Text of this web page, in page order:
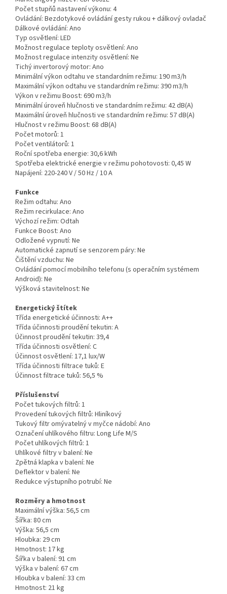
Počet stupňů nastavení výkonu: 4
Ovládání: Bezdotykové ovládání gesty rukou + dálkový ovladač
Dálkové ovládání: Ano
Typ osvětlení: LED
Možnost regulace teploty osvětlení: Ano
Možnost regulace intenzity osvětlení: Ne
Tichý invertorový motor: Ano
Minimální výkon odtahu ve standardním režimu: 190 m3/h
Maximální výkon odtahu ve standardním režimu: 390 m3/h
Výkon v režimu Boost: 690 m3/h
Minimální úroveň hlučnosti ve standardním režimu: 42 dB(A)
Maximální úroveň hlučnosti ve standardním režimu: 57 dB(A)
Hlučnost v režimu Boost: 68 dB(A)
Počet motorů: 1
Počet ventilátorů: 1
Roční spotřeba energie: 30,6 kWh
Spotřeba elektrické energie v režimu pohotovosti: 0,45 W
Napájení: 220-240 V / 50 Hz / 10 A
Funkce
Režim odtahu: Ano
Režim recirkulace: Ano
Výchozí režim: Odtah
Funkce Boost: Ano
Odložené vypnutí: Ne
Automatické zapnutí se senzorem páry: Ne
Čištění vzduchu: Ne
Ovládání pomocí mobilního telefonu (s operačním systémem
Android): Ne
Výšková stavitelnost: Ne
Energetický štítek
Třída energetické účinnosti: A++
Třída účinnosti proudění tekutin: A
Účinnost proudění tekutin: 39,4
Třída účinnosti osvětlení: C
Účinnost osvětlení: 17,1 lux/W
Třída účinnosti filtrace tuků: E
Účinnost filtrace tuků: 56,5 %
Příslušenství
Počet tukových filtrů: 1
Provedení tukových filtrů: Hliníkový
Tukový filtr omývatelný v myčce nádobí: Ano
Označení uhlíkového filtru: Long Life M/S
Počet uhlíkových filtrů: 1
Uhlíkové filtry v balení: Ne
Zpětná klapka v balení: Ne
Deflektor v balení: Ne
Redukce výstupního potrubí: Ne
Rozměry a hmotnost
Maximální výška: 56,5 cm
Šířka: 80 cm
Výška: 56,5 cm
Hloubka: 29 cm
Hmotnost: 17 kg
Šířka v balení: 91 cm
Výška v balení: 67 cm
Hloubka v balení: 33 cm
Hmotnost: 21 kg